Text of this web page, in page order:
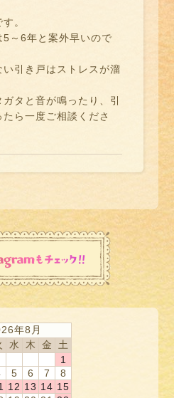
。
～6年と案外早いので
引き戸はストレスが溜
タと音が鳴ったり、引
ら一度ご相談くださ
年8月
水 木 金
土
1
5 6 7
8
12 13 14 15